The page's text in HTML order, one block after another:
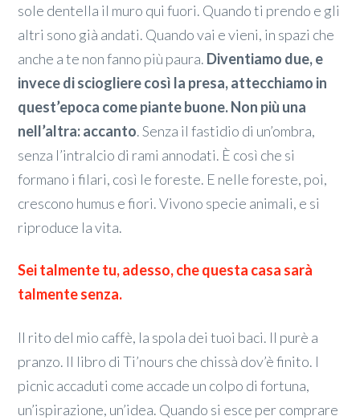
sole dentella il muro qui fuori. Quando ti prendo e gli
altri sono già andati. Quando vai e vieni, in spazi che
anche a te non fanno più paura. Diventiamo due, e
invece di sciogliere così la presa, attecchiamo in
quest’epoca come piante buone. Non più una
nell’altra: accanto. Senza il fastidio di un’ombra,
senza l’intralcio di rami annodati. È così che si
formano i filari, così le foreste. E nelle foreste, poi,
crescono humus e fiori. Vivono specie animali, e si
riproduce la vita.
Sei talmente tu, adesso, che questa casa sarà
talmente senza.
Il rito del mio caffè, la spola dei tuoi baci. Il purè a
pranzo. Il libro di Ti’nours che chissà dov’è finito. I
picnic accaduti come accade un colpo di fortuna,
un’ispirazione, un’idea. Quando si esce per comprare